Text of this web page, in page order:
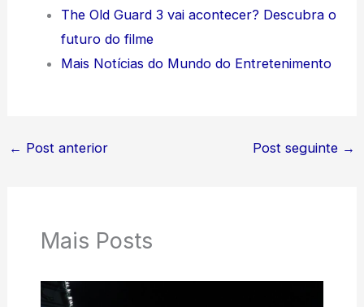
The Old Guard 3 vai acontecer? Descubra o
futuro do filme
Mais Notícias do Mundo do Entretenimento
← Post anterior Post seguinte →
Mais Posts